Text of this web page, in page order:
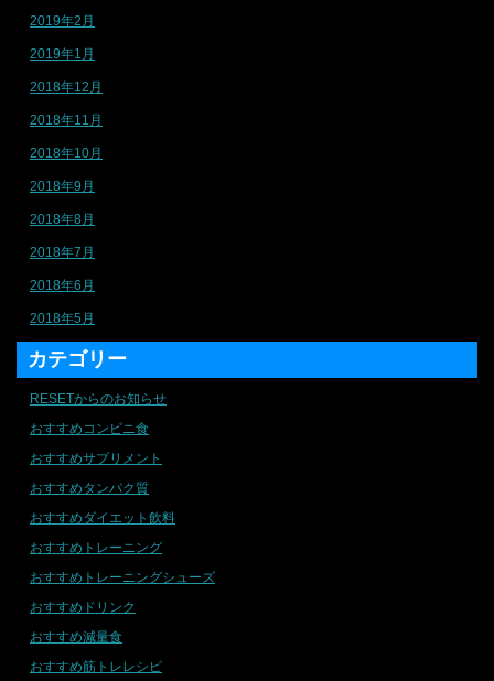
2019年2月
2019年1月
2018年12月
2018年11月
2018年10月
2018年9月
2018年8月
2018年7月
2018年6月
2018年5月
カテゴリー
RESETからのお知らせ
おすすめコンビニ食
おすすめサプリメント
おすすめタンパク質
おすすめダイエット飲料
おすすめトレーニング
おすすめトレーニングシューズ
おすすめドリンク
おすすめ減量食
おすすめ筋トレレシピ